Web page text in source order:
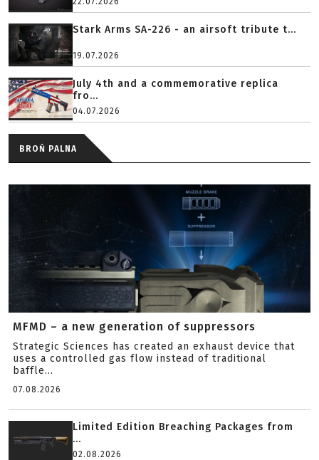
Stark Arms SA-226 - an airsoft tribute t...
19.07.2026
July 4th and a commemorative replica
fro...
04.07.2026
BROŃ PALNA
MFMD – a new generation of suppressors
Strategic Sciences has created an exhaust device that
uses a controlled gas flow instead of traditional
baffle...
07.08.2026
Limited Edition Breaching Packages from
...
02.08.2026